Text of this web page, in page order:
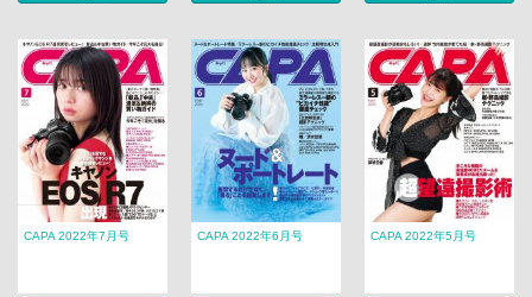
CAPA 2022年7月号 CAPA 2022年6月号 CAPA 2022年5月号